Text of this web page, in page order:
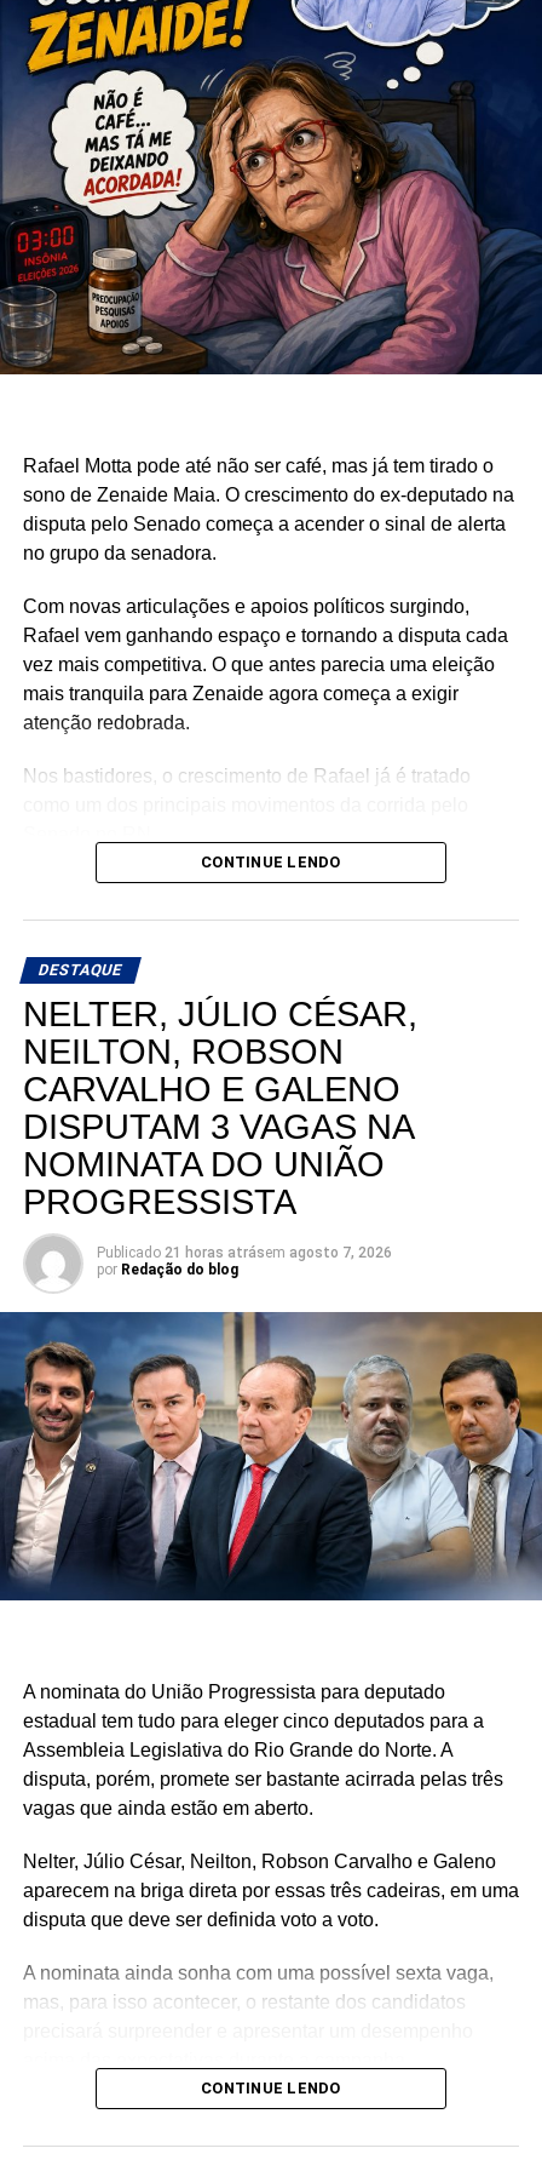
Rafael Motta pode até não ser café, mas já tem tirado o
sono de Zenaide Maia. O crescimento do ex-deputado na
disputa pelo Senado começa a acender o sinal de alerta
no grupo da senadora.
Com novas articulações e apoios políticos surgindo,
Rafael vem ganhando espaço e tornando a disputa cada
vez mais competitiva. O que antes parecia uma eleição
mais tranquila para Zenaide agora começa a exigir
atenção redobrada.
Nos bastidores, o crescimento de Rafael já é tratado
CONTINUE LENDO
DESTAQUE
NELTER, JÚLIO CÉSAR,
NEILTON, ROBSON
CARVALHO E GALENO
DISPUTAM 3 VAGAS NA
NOMINATA DO UNIÃO
PROGRESSISTA
Publicado 21 horas atrásem agosto 7, 2026
por Redação do blog
A nominata do União Progressista para deputado
estadual tem tudo para eleger cinco deputados para a
Assembleia Legislativa do Rio Grande do Norte. A
disputa, porém, promete ser bastante acirrada pelas três
vagas que ainda estão em aberto.
Nelter, Júlio César, Neilton, Robson Carvalho e Galeno
aparecem na briga direta por essas três cadeiras, em uma
disputa que deve ser definida voto a voto.
A nominata ainda sonha com uma possível sexta vaga,
mas, para isso acontecer, o restante dos candidatos
Teoricamente, Kleber Rodrigues e Cinthia, esposa de
Allyson Bezerra, pré-candidato ao Governo do Estado,
CONTINUE LENDO